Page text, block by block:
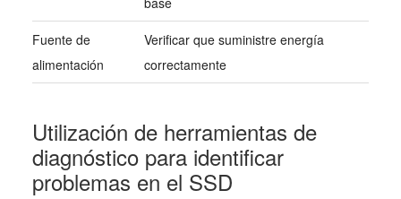
Fuente de
alimentación
Verificar que suministre energía
correctamente
Utilización de herramientas de
diagnóstico para identificar
problemas en el SSD